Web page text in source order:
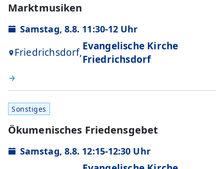
Marktmusiken
Samstag, 8.8. 11:30-12 Uhr
Friedrichsdorf,
Evangelische Kirche
Friedrichsdorf
Sonstiges
Ökumenisches Friedensgebet
Samstag, 8.8. 12:15-12:30 Uhr